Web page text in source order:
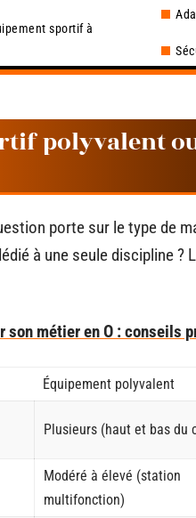
sportif à
polyvalent
porte sur le type de
à une seule discipline ?
son métier en O : conseils
Équipement polyvalent
Plusieurs (haut et bas du
Modéré à élevé (station
multifonction)